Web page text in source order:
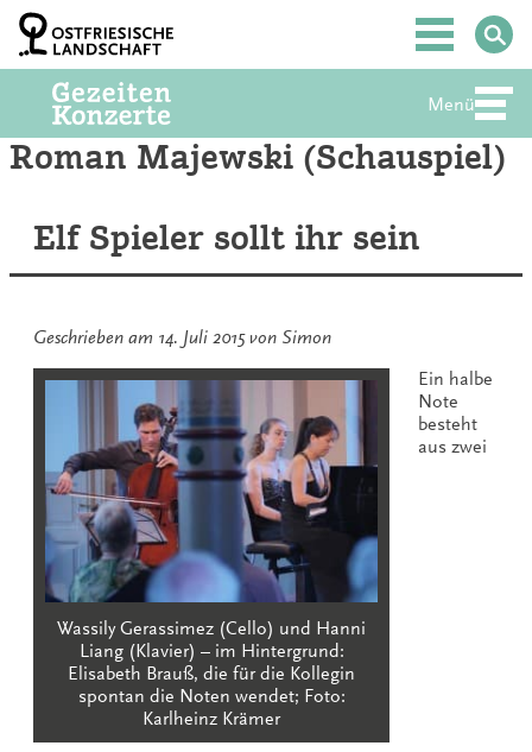
Zum
Inhalt
springen
Hauptmenü
Menü
Roman Majewski (Schauspiel)
Elf Spieler sollt ihr sein
Geschrieben am 14. Juli 2015von Simon
Wassily Gerassimez (Cello) und Hanni
Liang (Klavier) – im Hintergrund:
Elisabeth Brauß, die für die Kollegin
spontan die Noten wendet; Foto:
Karlheinz Krämer
Ein halbe
Note
besteht
aus zwei